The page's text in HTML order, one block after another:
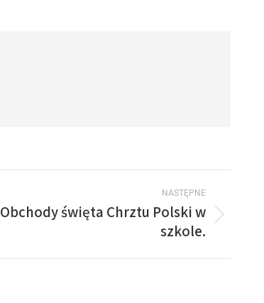
NASTĘPNE
Obchody święta Chrztu Polski w
szkole.